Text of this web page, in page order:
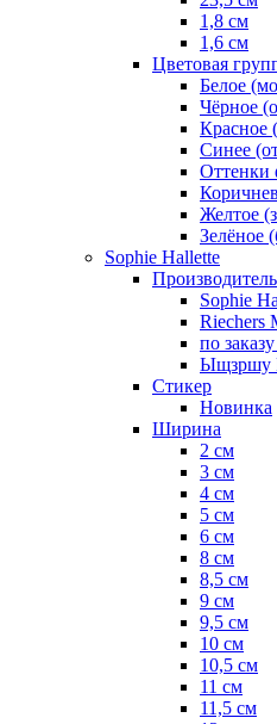
1,8 см
1,6 см
Цветовая
Белое
Чёрное
Красное
Синее
Оттенки
Желтое
Зелёное
Sophie Hallette
Производитель
Sophie
Riechers
по
Ыщзршу
Стикер
Новинка
Ширина
2 см
3 см
4 см
5 см
6 см
8 см
8,5 см
9 см
9,5 см
10 см
10,5 см
11 см
11,5 см